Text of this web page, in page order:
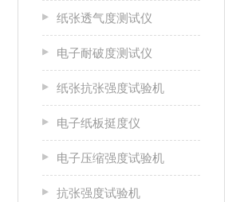
纸张透气度测试仪
电子耐破度测试仪
纸张抗张强度试验机
电子纸板挺度仪
电子压缩强度试验机
抗张强度试验机